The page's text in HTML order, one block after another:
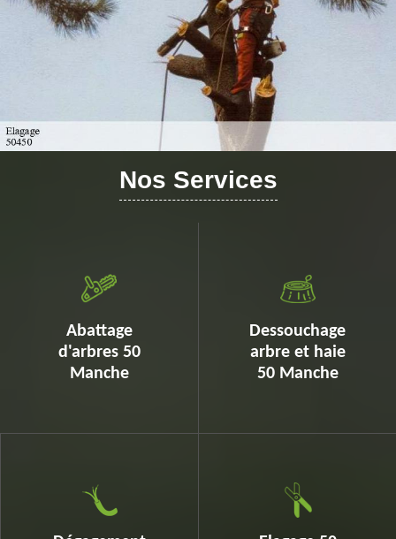
Nos Services
Abattage
d'arbres 50
Manche
Dessouchage
arbre et haie
50 Manche